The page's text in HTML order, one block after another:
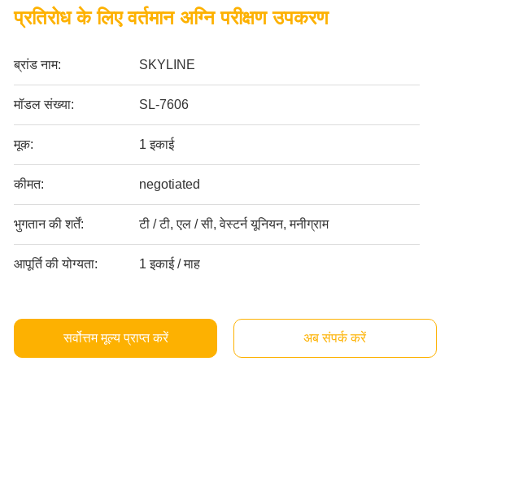
प्रतिरोध के लिए वर्तमान अग्नि परीक्षण उपकरण
ब्रांड नाम: SKYLINE
मॉडल संख्या: SL-7606
मूक: 1 इकाई
कीमत: negotiated
भुगतान की शर्तें: टी / टी, एल / सी, वेस्टर्न यूनियन, मनीग्राम
आपूर्ति की योग्यता: 1 इकाई / माह
सर्वोत्तम मूल्य प्राप्त करें अब संपर्क करें